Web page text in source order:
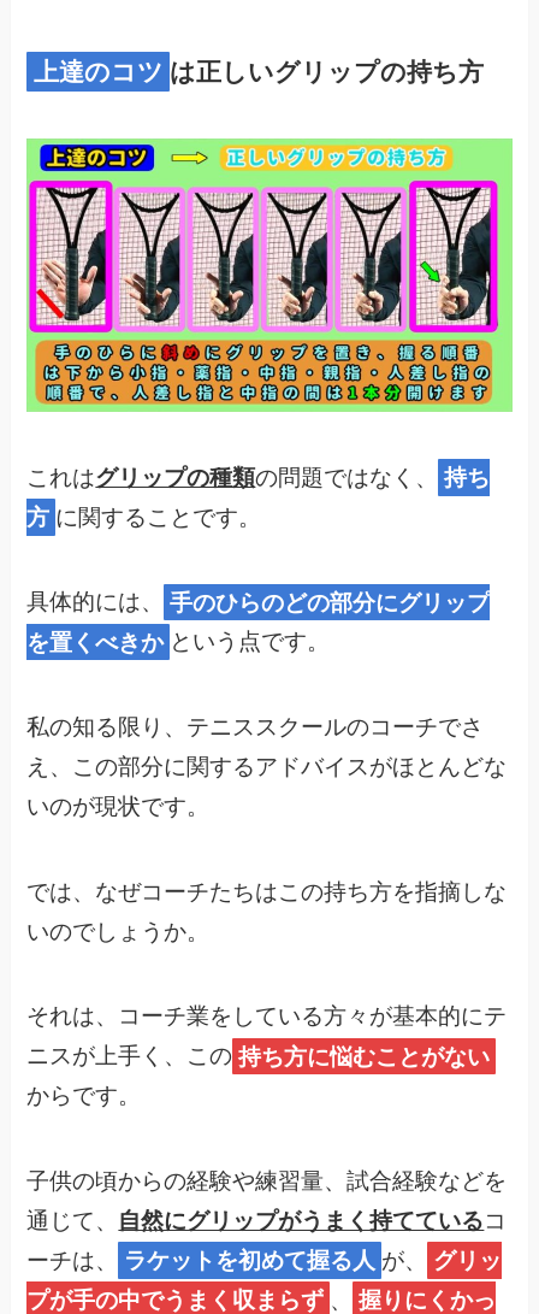
上達のコツ は正しいグリップの持ち方
これはグリップの種類の問題ではなく、
持ち
方 に関することです。
具体的には、
手のひらのどの部分にグリップ
を置くべきか という点です。
私の知る限り、テニススクールのコーチでさ
え、この部分に関するアドバイスがほとんどな
いのが現状です。
では、なぜコーチたちはこの持ち方を指摘しな
いのでしょうか。
それは、コーチ業をしている方々が基本的にテ
ニスが上手く、この 持ち方に悩むことがない
からです。
子供の頃からの経験や練習量、試合経験などを
通じて、 自然にグリップがうまく持てているコ
ーチは、
ラケットを初めて握る人 が、
グリッ
プが手の中でうまく収まらず 、
握りにくかっ